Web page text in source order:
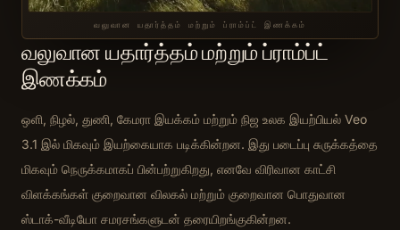
வலுவான யதார்த்தம் மற்றும் ப்ராம்ப்ட் இணக்கம்
வலுவான யதார்த்தம் மற்றும் ப்ராம்ப்ட்
இணக்கம்
ஒளி, நிழல், துணி, கேமரா இயக்கம் மற்றும் நிஜ உலக இயற்பியல் Veo
3.1 இல் மிகவும் இயற்கையாக படிக்கின்றன. இது படைப்பு சுருக்கத்தை
மிகவும் நெருக்கமாகப் பின்பற்றுகிறது, எனவே விரிவான காட்சி
விளக்கங்கள் குறைவான விலகல் மற்றும் குறைவான பொதுவான
ஸ்டாக்-வீடியோ சமரசங்களுடன் தரையிறங்குகின்றன.